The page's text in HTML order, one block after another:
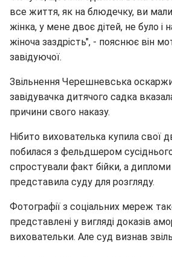
все життя, як на блюдечку, ви
жінка, у мене двоє дітей, не було і
жіноча заздрість", - пояснює він
завідуючої.
Звільнення Черешневська
завідувачка дитячого садка
причини свого наказу.
Нібито вихователька купила свої
побилася з фельдшером сусіднього
спростували факт бійки, а
представила суду для розгляду.
Фотографії з соціальних мереж
представлені у вигляді доказів
виховательки. Але суд визнав